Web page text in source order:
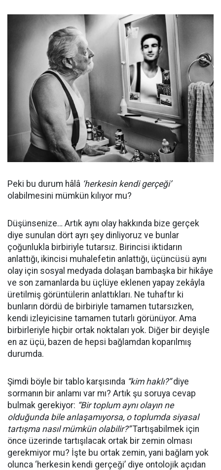
Peki bu durum hâlâ ‘herkesin kendi gerçeği’
olabilmesini mümkün kılıyor mu?
Düşünsenize… Artık aynı olay hakkında bize gerçek
diye sunulan dört ayrı şey dinliyoruz ve bunlar
çoğunlukla birbiriyle tutarsız. Birincisi iktidarın
anlattığı, ikincisi muhalefetin anlattığı, üçüncüsü aynı
olay için sosyal medyada dolaşan bambaşka bir hikâye
ve son zamanlarda bu üçlüye eklenen yapay zekâyla
üretilmiş görüntülerin anlattıkları. Ne tuhaftır ki
bunların dördü de birbiriyle tamamen tutarsızken,
kendi izleyicisine tamamen tutarlı görünüyor. Ama
birbirleriyle hiçbir ortak noktaları yok. Diğer bir deyişle
en az üçü, bazen de hepsi bağlamdan koparılmış
durumda.
Şimdi böyle bir tablo karşısında “kim haklı?”diye
sormanın bir anlamı var mı? Artık şu soruya cevap
bulmak gerekiyor: “Bir toplum aynı olayın ne
olduğunda bile anlaşamıyorsa, o toplumda siyasal
tartışma nasıl mümkün olabilir?”Tartışabilmek için
önce üzerinde tartışılacak ortak bir zemin olması
gerekmiyor mu? İşte bu ortak zemin, yani bağlam yok
olunca ‘herkesin kendi gerçeği’ diye ontolojik açıdan